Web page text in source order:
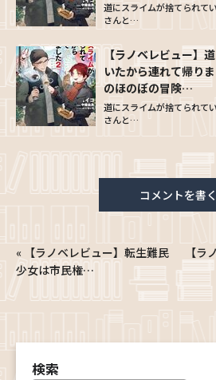
道にスライムが捨てられて
さんと…
【ラノベレビュー】
いたから連れて帰り
のほのぼの冒険…
道にスライムが捨てられて
さんと…
コメントを書く
«
【ラノベレビュー】転生難民
少女は市民権…
【
検索